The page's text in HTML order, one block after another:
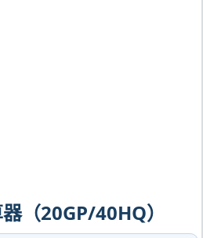
（20GP/40HQ）